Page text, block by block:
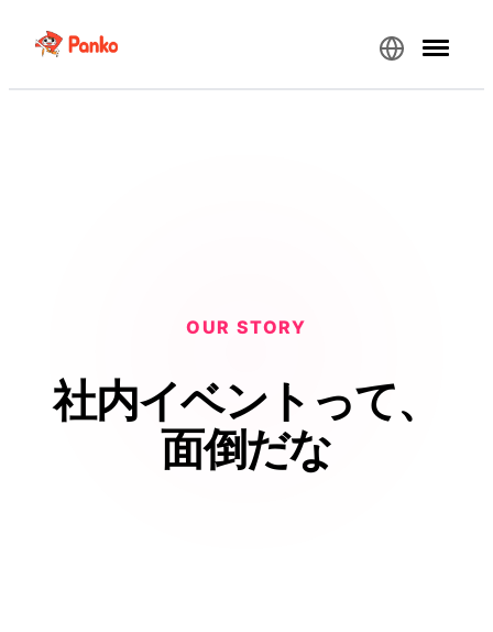
OUR STORY
社内イベントって、
面倒だな